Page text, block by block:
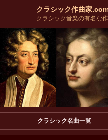
クラシック作曲家
クラシック音楽の有名な
クラシック名曲一覧